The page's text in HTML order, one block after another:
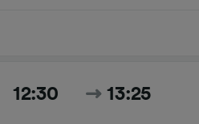
12:30 13:25